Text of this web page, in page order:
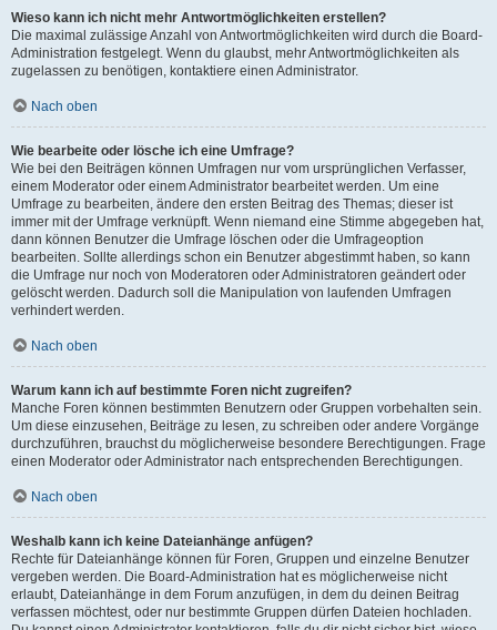
Wieso kann ich nicht mehr Antwortmöglichkeiten erstellen?
Die maximal zulässige Anzahl von Antwortmöglichkeiten wird durch die Board-
Administration festgelegt. Wenn du glaubst, mehr Antwortmöglichkeiten als
zugelassen zu benötigen, kontaktiere einen Administrator.
Nach oben
Wie bearbeite oder lösche ich eine Umfrage?
Wie bei den Beiträgen können Umfragen nur vom ursprünglichen Verfasser,
einem Moderator oder einem Administrator bearbeitet werden. Um eine
Umfrage zu bearbeiten, ändere den ersten Beitrag des Themas; dieser ist
immer mit der Umfrage verknüpft. Wenn niemand eine Stimme abgegeben hat,
dann können Benutzer die Umfrage löschen oder die Umfrageoption
bearbeiten. Sollte allerdings schon ein Benutzer abgestimmt haben, so kann
die Umfrage nur noch von Moderatoren oder Administratoren geändert oder
gelöscht werden. Dadurch soll die Manipulation von laufenden Umfragen
verhindert werden.
Nach oben
Warum kann ich auf bestimmte Foren nicht zugreifen?
Manche Foren können bestimmten Benutzern oder Gruppen vorbehalten sein.
Um diese einzusehen, Beiträge zu lesen, zu schreiben oder andere Vorgänge
durchzuführen, brauchst du möglicherweise besondere Berechtigungen. Frage
einen Moderator oder Administrator nach entsprechenden Berechtigungen.
Nach oben
Weshalb kann ich keine Dateianhänge anfügen?
Rechte für Dateianhänge können für Foren, Gruppen und einzelne Benutzer
vergeben werden. Die Board-Administration hat es möglicherweise nicht
erlaubt, Dateianhänge in dem Forum anzufügen, in dem du deinen Beitrag
verfassen möchtest, oder nur bestimmte Gruppen dürfen Dateien hochladen.